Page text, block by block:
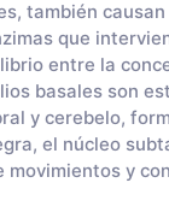
también
que
entre la
basales son
y cerebelo,
el núcleo
y